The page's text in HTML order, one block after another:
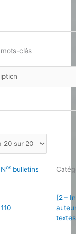
clés
Nos bulletins
110
[2 –